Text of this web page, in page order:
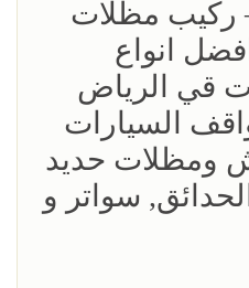
ركيب مظلات
انواع
قي الرياض
السيارات
ومظلات حديد
سواتر و